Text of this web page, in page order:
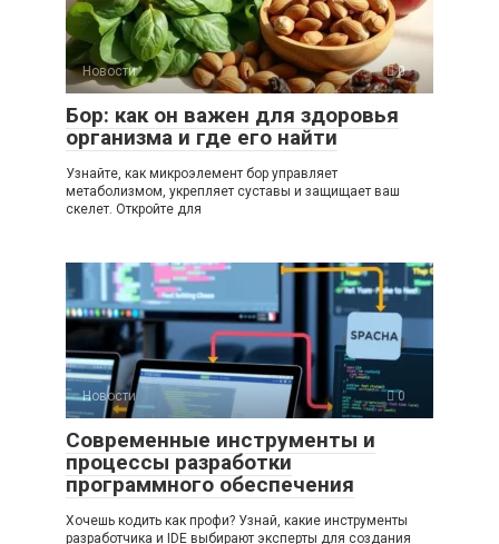
Новости 0
Бор: как он важен для здоровья
организма и где его найти
Узнайте, как микроэлемент бор управляет
метаболизмом, укрепляет суставы и защищает ваш
скелет. Откройте для
Новости 0
Современные инструменты и
процессы разработки
программного обеспечения
Хочешь кодить как профи? Узнай, какие инструменты
разработчика и IDE выбирают эксперты для создания